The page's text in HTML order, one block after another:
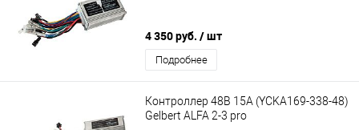
4 350 руб. / шт
Подробнее
Контроллер 48В 15А (YCKA169-338-48)
Gelbert ALFA 2-3 pro